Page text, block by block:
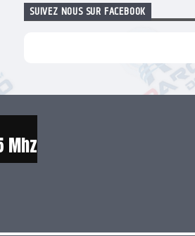
SUIVEZ NOUS SUR FACEBOOK
Mhz